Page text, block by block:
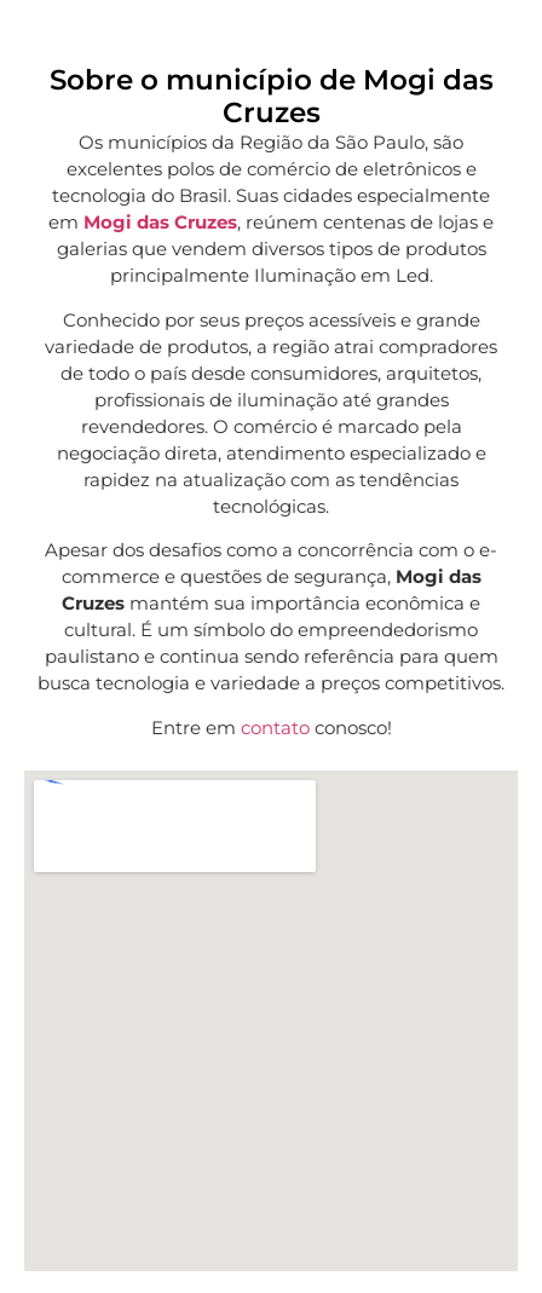
Sobre o município de Mogi das
Cruzes
Os municípios da Região da São Paulo, são
excelentes polos de comércio de eletrônicos e
tecnologia do Brasil. Suas cidades especialmente
em Mogi das Cruzes, reúnem centenas de lojas e
galerias que vendem diversos tipos de produtos
principalmente Iluminação em Led.
Conhecido por seus preços acessíveis e grande
variedade de produtos, a região atrai compradores
de todo o país desde consumidores, arquitetos,
profissionais de iluminação até grandes
revendedores. O comércio é marcado pela
negociação direta, atendimento especializado e
rapidez na atualização com as tendências
tecnológicas.
Apesar dos desafios como a concorrência com o e-
commerce e questões de segurança, Mogi das
Cruzes mantém sua importância econômica e
cultural. É um símbolo do empreendedorismo
paulistano e continua sendo referência para quem
busca tecnologia e variedade a preços competitivos.
Entre em contatoconosco!